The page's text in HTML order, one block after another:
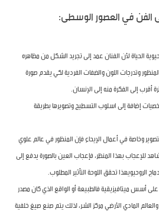
الفن في العصور الوسطى:
الحياة لأن الفنان عمد إلى تجريد الشكل من مظاهره
وتدرجات اللون والضفات الفردية لكي يقدم صورة
أقرب إلى الفكرة منه إلى الإنسان.
إضافة إلى اسلوب التسطيح وتصويرها بطريقة
وخاصة في أعمال الإيحاء فإن المنظور في عالم علوي
للإعجاب بهذا المنظر، فإعجاب العين بالصورة يدفع إلى
الروحيويهذا تحقق اللوحة التأثير المطلوب.
على أسس ميتافيزيقية فالطبيعة أو الواقع الذي كان مصدر
المادي الأرضي مركز الشر، لذلك يتم صنع صيغ خلفية